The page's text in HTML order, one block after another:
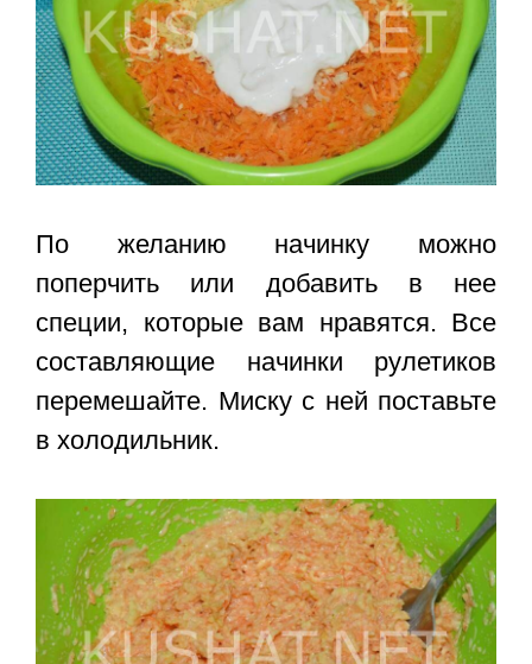
По желанию начинку можно
поперчить или добавить в нее
специи, которые вам нравятся. Все
составляющие начинки рулетиков
перемешайте. Миску с ней поставьте
в холодильник.